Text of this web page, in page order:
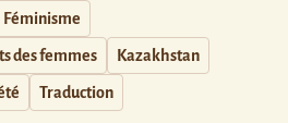
Féminisme
des femmes Kazakhstan
Traduction